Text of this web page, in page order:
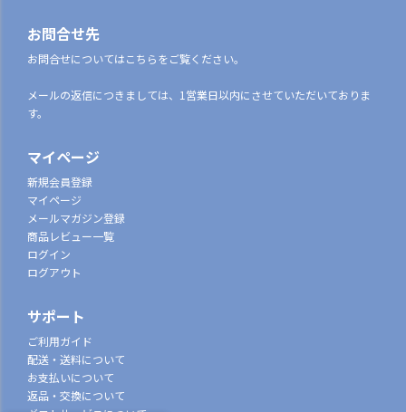
お問合せ先
お問合せについてはこちらをご覧ください。
メールの返信につきましては、1営業日以内にさせていただいておりま
す。
マイページ
新規会員登録
マイページ
メールマガジン登録
商品レビュー一覧
ログイン
ログアウト
サポート
ご利用ガイド
配送・送料について
お支払いについて
返品・交換について